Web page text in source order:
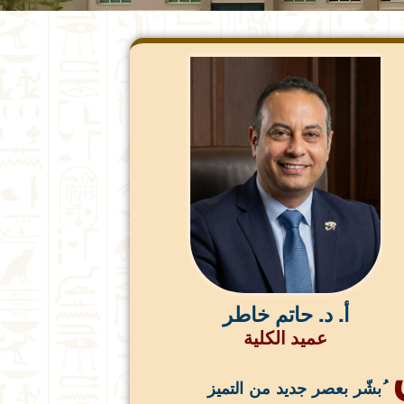
أ. د. حاتم خاطر
عميد الكلية
ُبشّر بعصر جديد من التميز